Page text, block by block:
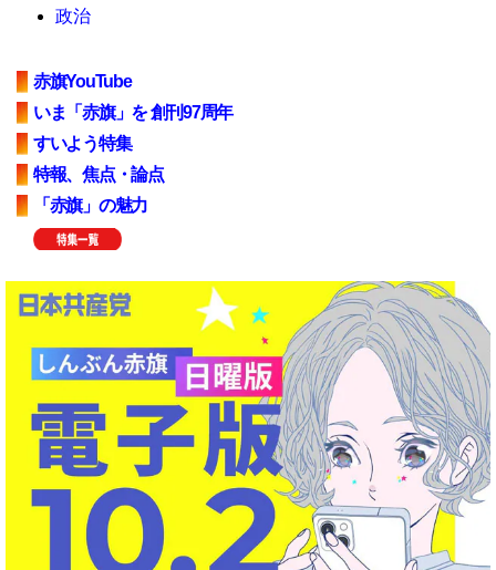
政治
赤旗YouTube
いま「赤旗」を 創刊97周年
すいよう特集
特報、焦点・論点
「赤旗」の魅力